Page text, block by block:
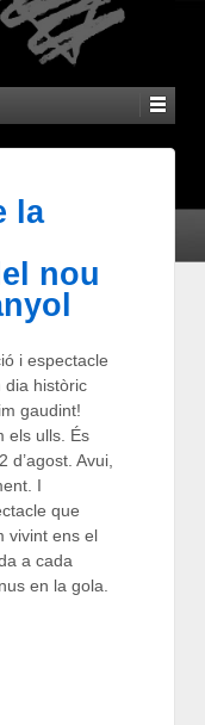
la
nou
i espectacle
dia històric
gaudint!
els ulls. És
d’agost. Avui,
I
que
vivint ens el
a cada
en la gola.